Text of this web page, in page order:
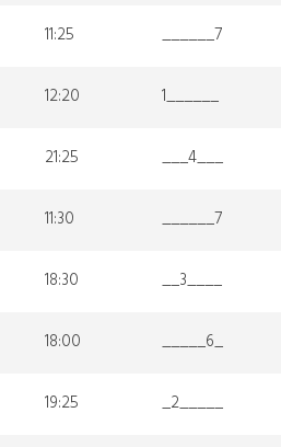
11:25 ______7
12:20 1______
21:25 ___4___
11:30 ______7
18:30 __3____
18:00 _____6_
19:25 _2_____